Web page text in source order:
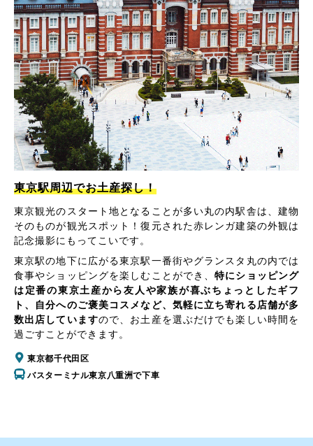
東京駅周辺でお土産探し！
東京観光のスタート地となることが多い丸の内駅舎は、建物
そのものが観光スポット！復元された赤レンガ建築の外観は
記念撮影にもってこいです。
東京駅の地下に広がる東京駅一番街やグランスタ丸の内では
食事やショッピングを楽しむことができ、特にショッピング
は定番の東京土産から友人や家族が喜ぶちょっとしたギフ
ト、自分へのご褒美コスメなど、気軽に立ち寄れる店舗が多
数出店していますので、お土産を選ぶだけでも楽しい時間を
過ごすことができます。
東京都千代田区
バスターミナル東京八重洲で下車